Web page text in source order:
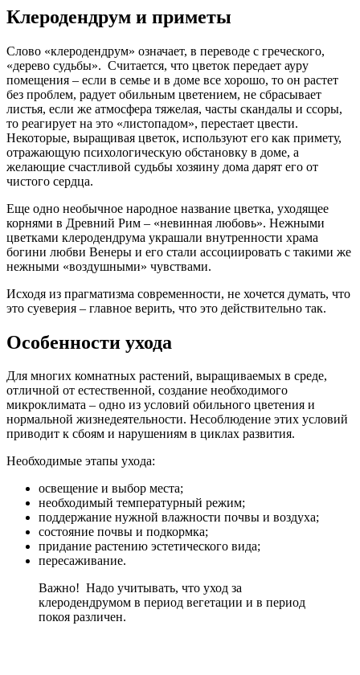
Клеродендрум и приметы
Слово «клеродендрум» означает, в переводе с греческого,
«дерево судьбы». Считается, что цветок передает ауру
помещения – если в семье и в доме все хорошо, то он растет
без проблем, радует обильным цветением, не сбрасывает
листья, если же атмосфера тяжелая, часты скандалы и ссоры,
то реагирует на это «листопадом», перестает цвести.
Некоторые, выращивая цветок, используют его как примету,
отражающую психологическую обстановку в доме, а
желающие счастливой судьбы хозяину дома дарят его от
чистого сердца.
Еще одно необычное народное название цветка, уходящее
корнями в Древний Рим – «невинная любовь». Нежными
цветками клеродендрума украшали внутренности храма
богини любви Венеры и его стали ассоциировать с такими же
нежными «воздушными» чувствами.
Исходя из прагматизма современности, не хочется думать, что
это суеверия – главное верить, что это действительно так.
Особенности ухода
Для многих комнатных растений, выращиваемых в среде,
отличной от естественной, создание необходимого
микроклимата – одно из условий обильного цветения и
нормальной жизнедеятельности. Несоблюдение этих условий
приводит к сбоям и нарушениям в циклах развития.
Необходимые этапы ухода:
освещение и выбор места;
необходимый температурный режим;
поддержание нужной влажности почвы и воздуха;
состояние почвы и подкормка;
придание растению эстетического вида;
пересаживание.
Важно! Надо учитывать, что уход за
клеродендрумом в период вегетации и в период
покоя различен.